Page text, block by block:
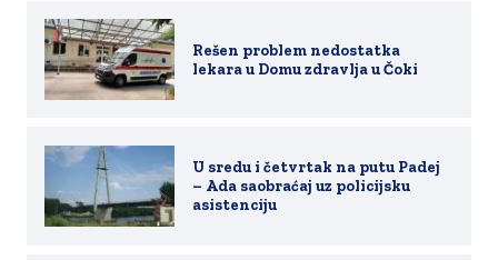
Rešen problem nedostatka
lekara u Domu zdravlja u Čoki
U sredu i četvrtak na putu Padej
– Ada saobraćaj uz policijsku
asistenciju